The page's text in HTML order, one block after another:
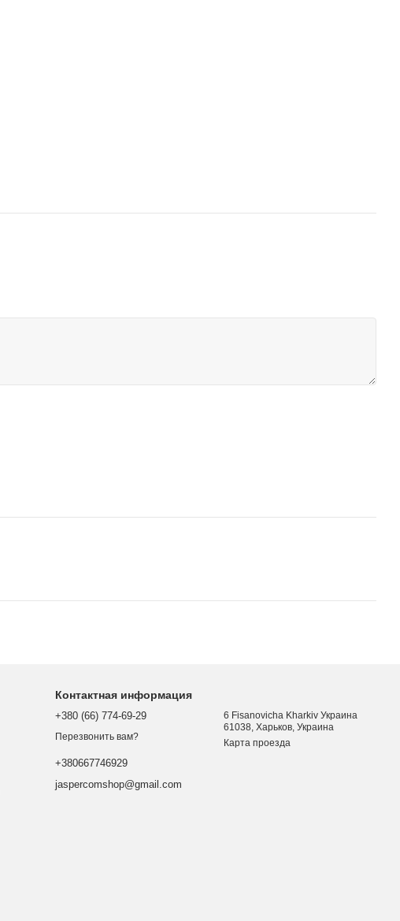
Контактная информация
+380 (66) 774-69-29
Перезвонить вам?
+380667746929
jaspercomshop@gmail.com
6 Fisanovicha Kharkiv Украина
61038, Харьков, Украина
Карта проезда